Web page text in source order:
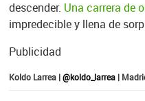
descender. Una carrera de
impredecible y llena de
Publicidad
Koldo Larrea |@koldo_larrea|